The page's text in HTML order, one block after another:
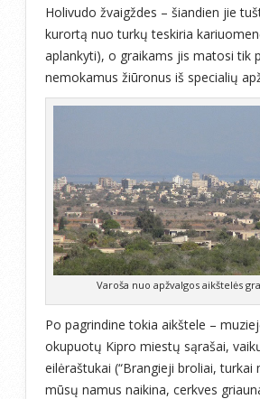
Holivudo žvaigždes – šiandien jie
kurortą nuo turkų teskiria
aplankyti), o graikams jis matosi tik
nemokamus žiūronus iš specialių
Varoša nuo apžvalgos aikštelės
Po pagrindine tokia aikštele –
okupuotų Kipro miestų sąrašai,
eilėraštukai (“Brangieji broliai, turkai
mūsų namus naikina, cerkves